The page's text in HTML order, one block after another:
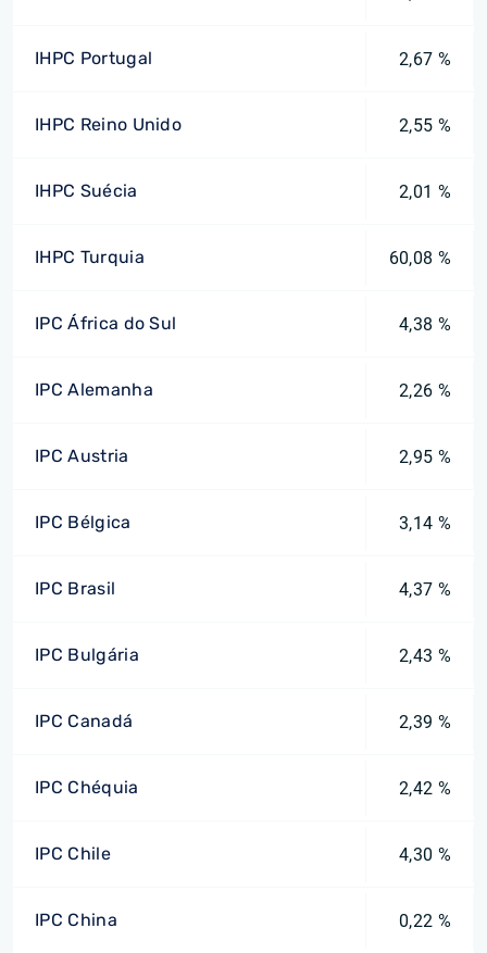
IHPC Portugal 2,67 %
IHPC Reino Unido 2,55 %
IHPC Suécia 2,01 %
IHPC Turquia 60,08 %
IPC África do Sul 4,38 %
IPC Alemanha 2,26 %
IPC Austria 2,95 %
IPC Bélgica 3,14 %
IPC Brasil 4,37 %
IPC Bulgária 2,43 %
IPC Canadá 2,39 %
IPC Chéquia 2,42 %
IPC Chile 4,30 %
IPC China 0,22 %